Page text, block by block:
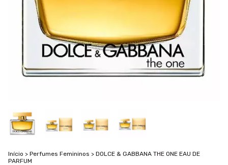
Início > Perfumes Femininos > DOLCE & GABBANA THE ONE EAU DE
PARFUM